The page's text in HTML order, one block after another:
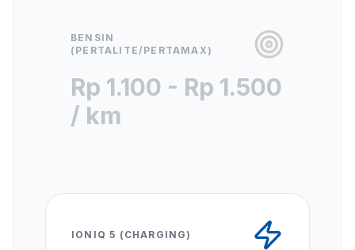
BENSIN
(PERTALITE/PERTAMAX)
Rp 1.100 - Rp 1.500
/ km
IONIQ 5 (CHARGING)